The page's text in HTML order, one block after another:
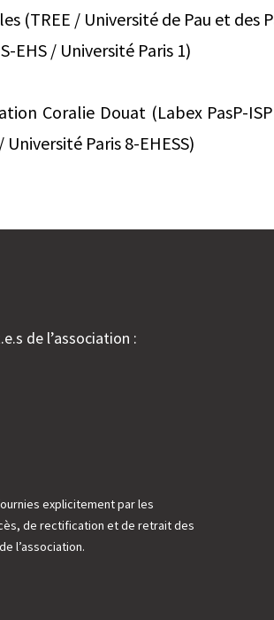
(TREE / Université de Pau et des
EHS / Université Paris 1)
Coralie Douat (Labex PasP-
Paris 8-EHESS)
de l’association :
explicitement par les
de rectification et de retrait des
l’association.